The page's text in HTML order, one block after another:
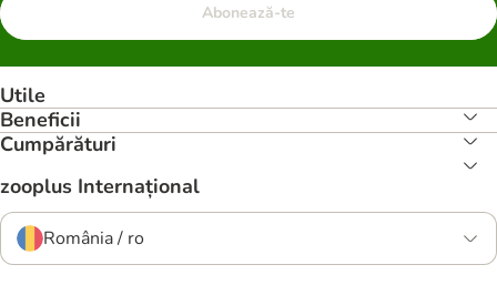
Abonează-te
Utile
Beneficii
Cumpărături
zooplus Internațional
România / ro